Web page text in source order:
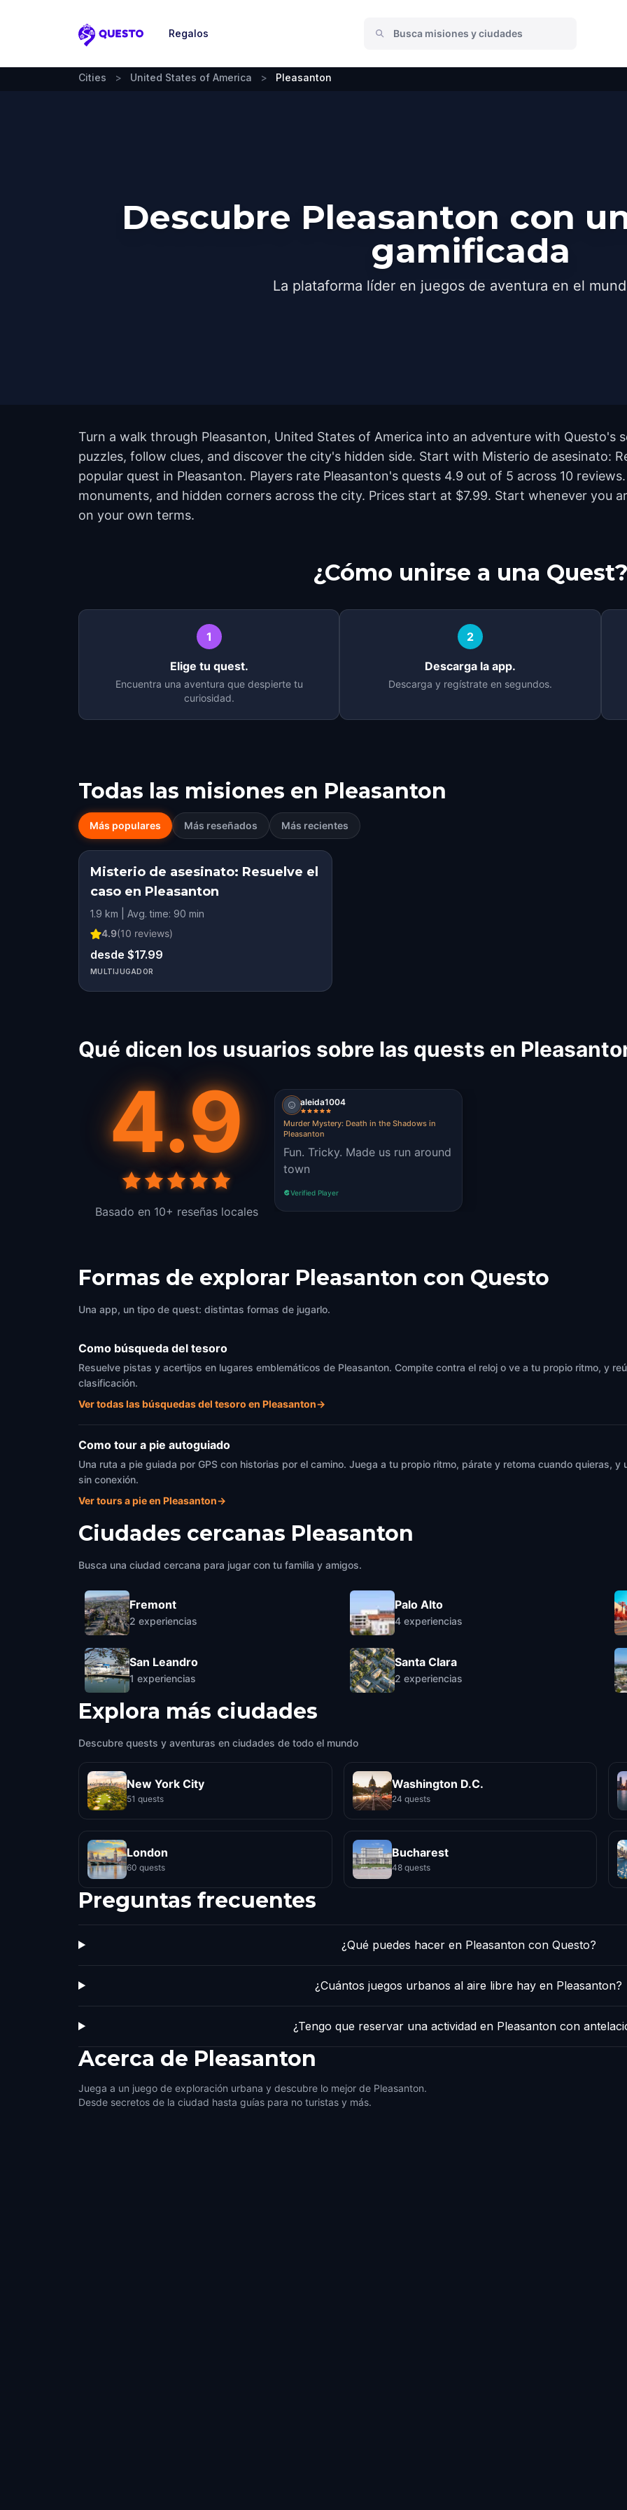
Questo
Regalos
Cities > United States of America > Pleasanton
Descubre Pleasanton con
gamificada
La plataforma líder en juegos de aventura en el
Turn a walk through Pleasanton, United States of America into an adventure with Questo's
puzzles, follow clues, and discover the city's hidden side. Start with Misterio de asesinato:
popular quest in Pleasanton. Players rate Pleasanton's quests 4.9 out of 5 across 10
monuments, and hidden corners across the city. Prices start at $7.99. Start whenever you
on your own terms.
¿Cómo unirse a una
1
Elige tu quest.
Encuentra una aventura que despierte tu
curiosidad.
2
Descarga la app.
Descarga y regístrate en segundos.
Todas las misiones en Pleasanton
Más populares Más reseñados Más recientes
Misterio de asesinato: Resuelve el
caso en Pleasanton
1.9 km | Avg. time: 90 min
4.9(10 reviews)
desde $17.99
MULTIJUGADOR
Qué dicen los usuarios sobre las quests en
4.9
Basado en 10+ reseñas locales
aleida1004
Murder Mystery: Death in the Shadows in
Pleasanton
Fun. Tricky. Made us run around
town
Verified Player
Formas de explorar Pleasanton con Questo
Una app, un tipo de quest: distintas formas de jugarlo.
Como búsqueda del tesoro
Resuelve pistas y acertijos en lugares emblemáticos de Pleasanton. Compite contra el reloj o ve a tu propio ritmo, y
clasificación.
Ver todas las búsquedas del tesoro en Pleasanton→
Como tour a pie autoguiado
Una ruta a pie guiada por GPS con historias por el camino. Juega a tu propio ritmo, párate y retoma cuando quieras,
sin conexión.
Ver tours a pie en Pleasanton→
Ciudades cercanas Pleasanton
Busca una ciudad cercana para jugar con tu familia y amigos.
Fremont
2 experiencias
San Leandro
1 experiencias
Palo Alto
4 experiencias
Santa Clara
2 experiencias
Explora más ciudades
Descubre quests y aventuras en ciudades de todo el mundo
New York City
51 quests
Washington D.C.
24 quests
London
60 quests
Bucharest
48 quests
Preguntas frecuentes
¿Qué puedes hacer en Pleasanton con Questo?
¿Cuántos juegos urbanos al aire libre hay en Pleasanton?
¿Tengo que reservar una actividad en Pleasanton con
Acerca de Pleasanton
Juega a un juego de exploración urbana y descubre lo mejor de Pleasanton.
Desde secretos de la ciudad hasta guías para no turistas y más.